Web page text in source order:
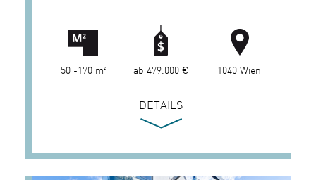
50 -170 m² ab 479.000 € 1040 Wien
DETAILS